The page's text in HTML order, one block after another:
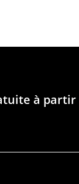
à partir